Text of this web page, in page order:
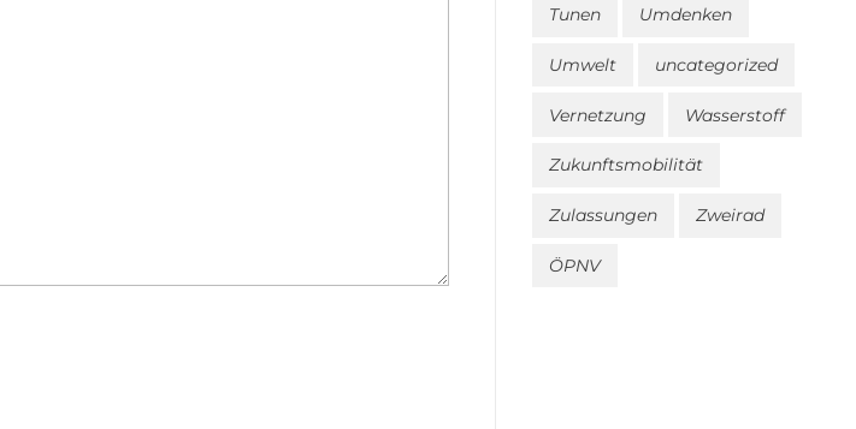
Tunen Umdenken
Umwelt uncategorized
Vernetzung Wasserstoff
Zukunftsmobilität
Zulassungen Zweirad
ÖPNV